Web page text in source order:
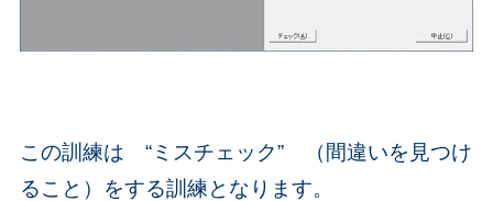
この訓練は “ミスチェック” （間違いを見つけ
ること）をする訓練となります。